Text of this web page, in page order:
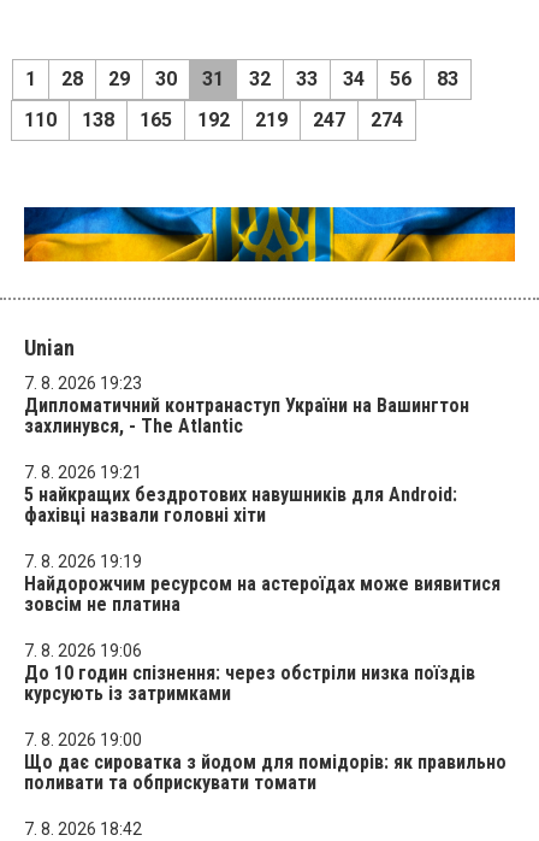
1 28 29 30 31 32 33 34 56
83
110
138 165 192 219 247 274
Unian
7. 8. 2026 19:23
Дипломатичний контранаступ України на Вашингтон
захлинувся, - The Atlantic
7. 8. 2026 19:21
5 найкращих бездротових навушників для Android:
фахівці назвали головні хіти
7. 8. 2026 19:19
Найдорожчим ресурсом на астероїдах може виявитися
зовсім не платина
7. 8. 2026 19:06
До 10 годин спізнення: через обстріли низка поїздів
курсують із затримками
7. 8. 2026 19:00
Що дає сироватка з йодом для помідорів: як правильно
поливати та обприскувати томати
7. 8. 2026 18:42